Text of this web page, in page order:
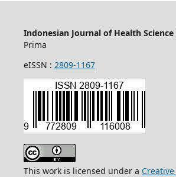
Indonesian Journal of Health Science
Prima
eISSN : 2809-1167
This work is licensed under a